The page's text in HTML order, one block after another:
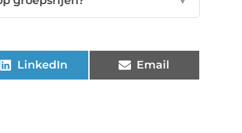
LinkedIn Email